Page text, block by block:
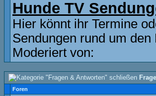
Hunde TV
Hier könnt ihr Termine
Sendungen rund um
Moderiert von:
Foren